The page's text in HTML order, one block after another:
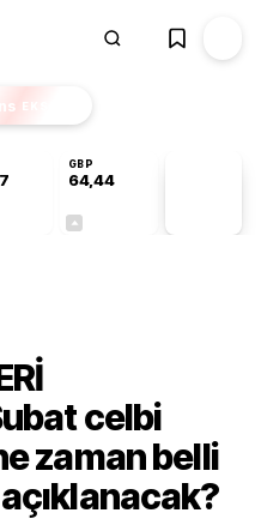
EKSTRA
GBP
64,44
celbi
zaman belli